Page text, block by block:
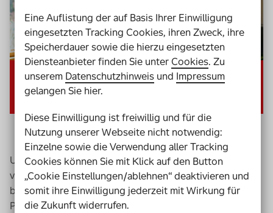
00:00 01:12
Deutsch
Unterstützung bei diesem Übergang hat Kim Anna Lutz
vom Paritätischen Wohlfahrtsverband Niedersachsen
bekommen. Das durch die Aktion Mensch geförderte
Projekt des Paritätischen „Inklusion in Kita-Teams“ zielt
Eine Auflistung der auf Basis Ihrer Einwilligung
eingesetzten Tracking Cookies, ihren Zweck, ihre
Speicherdauer sowie die hierzu eingesetzten
Diensteanbieter finden Sie unterCookies. Zu
unserem Datenschutzhinweis und Impressum
gelangen Sie hier.
Diese Einwilligung ist freiwillig und für die
Nutzung unserer Webseite nicht notwendig:
Einzelne sowie die Verwendung aller Tracking
Cookies können Sie mit Klick auf den Button
„Cookie Einstellungen/ablehnen“ deaktivieren und
somit ihre Einwilligung jederzeit mit Wirkung für
die Zukunft widerrufen.